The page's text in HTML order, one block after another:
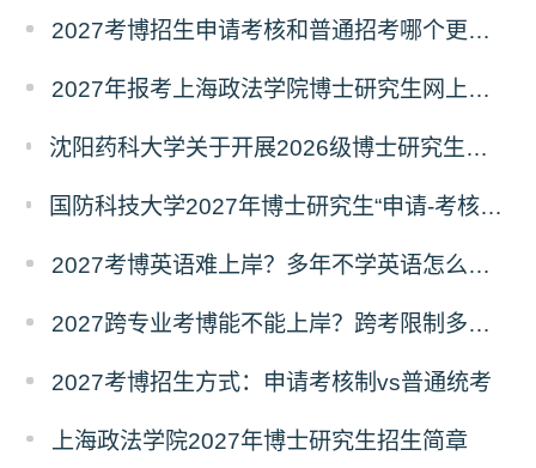
2027考博招生申请考核和普通招考哪个更好考？
2027年报考上海政法学院博士研究生网上报名公告
沈阳药科大学关于开展2026级博士研究生录取后信息采集及档案调取等相关工作的通知
国防科技大学2027年博士研究生“申请-考核”制招生专业基础笔试考试大纲
2027考博英语难上岸？多年不学英语怎么备考？
2027跨专业考博能不能上岸？跨考限制多不多？
2027考博招生方式：申请考核制vs普通统考
上海政法学院2027年博士研究生招生简章